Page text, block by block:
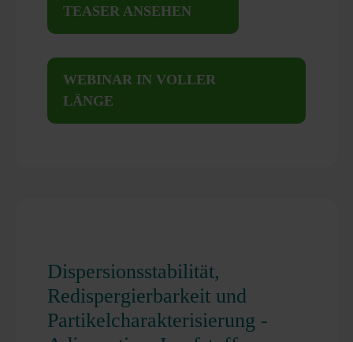
TEASER ANSEHEN
WEBINAR IN VOLLER
LÄNGE
Dispersionsstabilität,
Redispergierbarkeit und
Partikelcharakterisierung -